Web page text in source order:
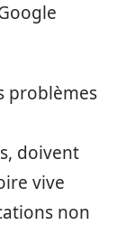
problèmes
doivent
vive
non